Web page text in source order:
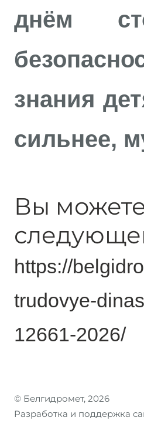
днём
знания
сильнее,
Вы
https://
trudovye-
12661-2026/
© Белгидромет, 2026
Разработка и поддержка